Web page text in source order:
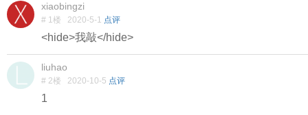
xiaobingzi
# 1楼 2020-5-1 点评
<hide>我敲</hide>
liuhao
# 2楼 2020-10-5 点评
1